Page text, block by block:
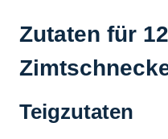
Zutaten für
Teigzutaten